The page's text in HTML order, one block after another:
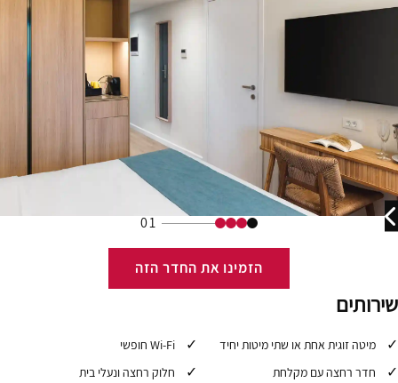
01
הזמינו את החדר הזה
שירותים
מיטה זוגית אחת או שתי מיטות יחיד
חדר רחצה עם מקלחת
Wi-Fi חופשי
חלוק רחצה ונעלי בית